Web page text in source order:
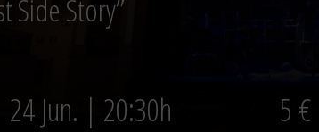
Side Story”
24 Jun. | 20:30h 5 €